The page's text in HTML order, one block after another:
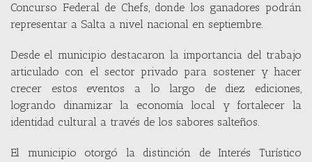
Concurso Federal de Chefs, donde los ganadores podrán
representar a Salta a nivel nacional en septiembre.
Desde el municipio destacaron la importancia del trabajo
articulado con el sector privado para sostener y hacer
crecer estos eventos a lo largo de diez ediciones,
logrando dinamizar la economía local y fortalecer la
identidad cultural a través de los sabores salteños.
El municipio otorgó la distinción de Interés Turístico